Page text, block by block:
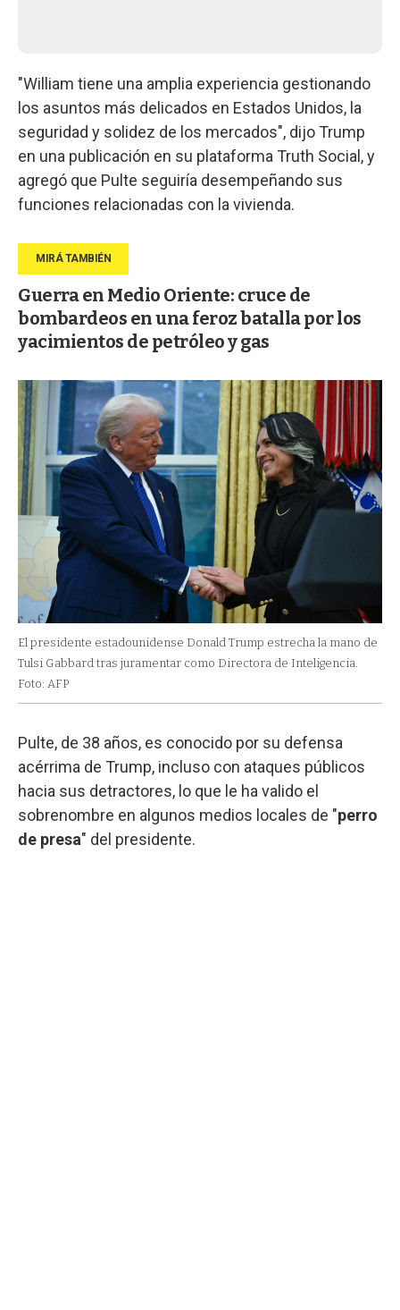
"William tiene una amplia experiencia gestionando
los asuntos más delicados en Estados Unidos, la
seguridad y solidez de los mercados", dijo Trump
en una publicación en su plataforma Truth Social, y
agregó que Pulte seguiría desempeñando sus
funciones relacionadas con la vivienda.
Guerra en Medio Oriente: cruce de
bombardeos en una feroz batalla por los
yacimientos de petróleo y gas
El presidente estadounidense Donald Trump estrecha la mano de
Tulsi Gabbard tras juramentar como Directora de Inteligencia.
Foto: AFP
Pulte, de 38 años, es conocido por su defensa
acérrima de Trump, incluso con ataques públicos
hacia sus detractores, lo que le ha valido el
sobrenombre en algunos medios locales de "perro
de presa" del presidente.